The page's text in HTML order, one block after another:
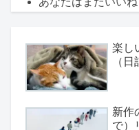
楽し
（日
新作
で）